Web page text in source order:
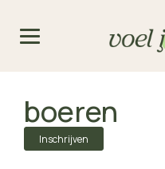
boeren
Inschrijven